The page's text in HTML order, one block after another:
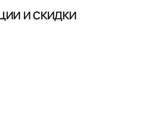
и скидки